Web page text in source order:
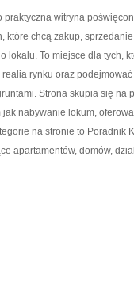
praktyczna witryna
które chcą zakup,
lokalu. To miejsce dla tych,
realia rynku oraz
Strona skupia się na
nabywanie lokum,
na stronie to Poradnik
apartamentów, domów,